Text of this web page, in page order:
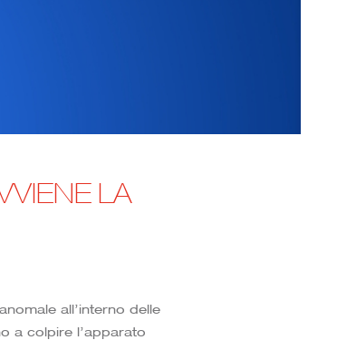
LA
all’interno delle
a colpire l’apparato